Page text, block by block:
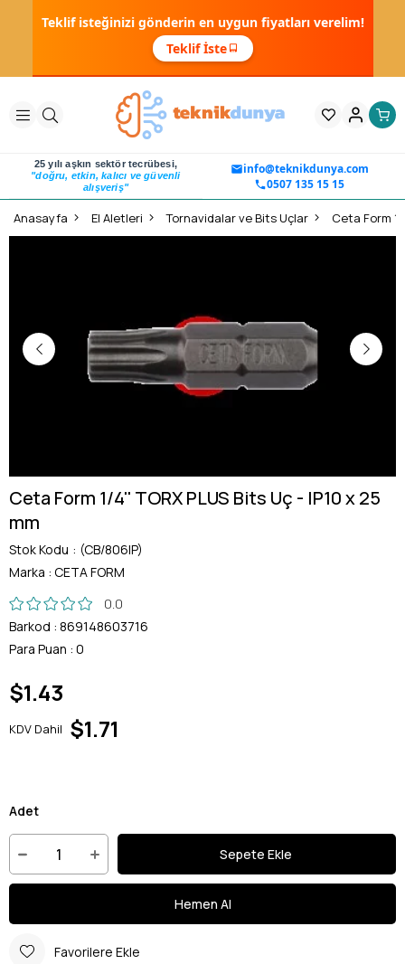
Teklif isteğinizi gönderin en uygun fiyatları verelim!
Teklif İste
25 yılı aşkın sektör tecrübesi,
"doğru, etkin, kalıcı ve güvenli
alışveriş"
info@teknikdunya.com
0507 135 15 15
Anasayfa El Aletleri Tornavidalar ve Bits Uçlar Ceta Form 1/
Ceta Form 1/4'' TORX PLUS Bits Uç - IP10 x 25
mm
Stok Kodu
(CB/806IP)
Marka : CETA FORM
0.0
Barkod : 869148603716
Para Puan : 0
$1.43
KDV Dahil $1.71
Adet
Favorilere Ekle